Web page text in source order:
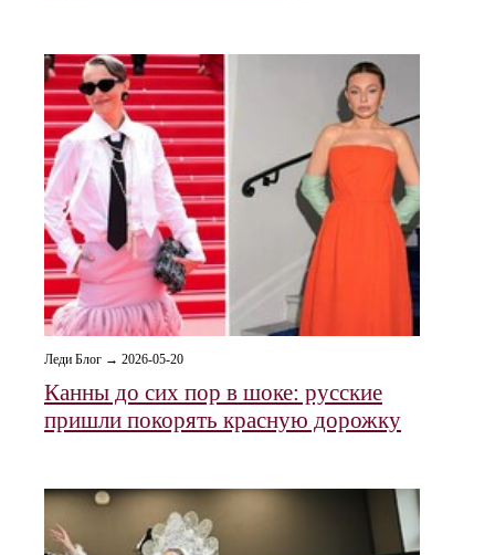
Леди Блог → 2026-05-20
Канны до сих пор в шоке: русские
пришли покорять красную дорожку